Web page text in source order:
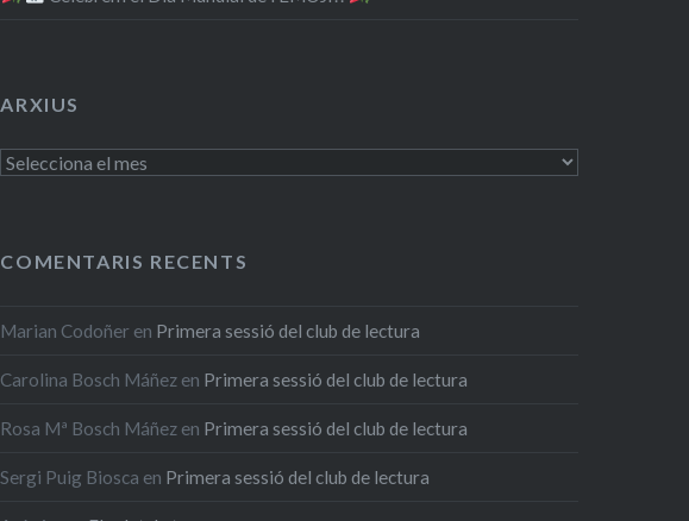
ARXIUS
Arxius
COMENTARIS RECENTS
Marian Codoñer en Primera sessió del club de lectura
Carolina Bosch Máñez en Primera sessió del club de lectura
Rosa Mª Bosch Máñez en Primera sessió del club de lectura
Sergi Puig Biosca en Primera sessió del club de lectura